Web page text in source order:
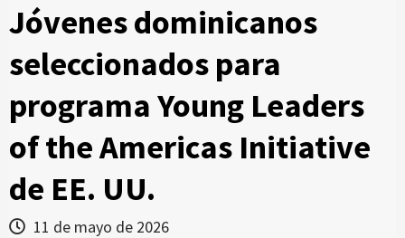
Jóvenes dominicanos
seleccionados para
programa Young Leaders
of the Americas Initiative
de EE. UU.
11 de mayo de 2026